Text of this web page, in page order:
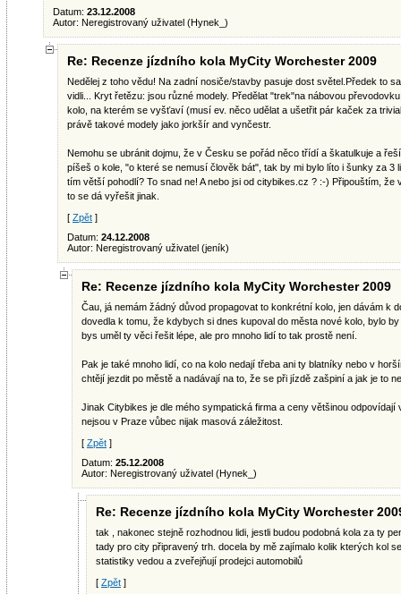
Datum: 23.12.2008
Autor: Neregistrovaný uživatel (Hynek_)
Re: Recenze jízdního kola MyCity Worchester 2009
Nedělej z toho vědu! Na zadní nosiče/stavby pasuje dost světel.Předek to
vidli... Kryt řetězu: jsou různé modely. Předělat "trek"na nábovou
kolo, na kterém se vyšťaví (musí ev. něco udělat a ušetřit pár kaček za
právě takové modely jako jorkšír and vynčestr.
Nemohu se ubránit dojmu, že v Česku se pořád něco třídí a škatulkuje a
píšeš o kole, "o které se nemusí člověk bát", tak by mi bylo líto i šunky za 3
tím větší pohodlí? To snad ne! A nebo jsi od citybikes.cz ? :-) Připouštím, že
to se dá vyřešit jinak.
[ Zpět ]
Datum: 24.12.2008
Autor: Neregistrovaný uživatel (jeník)
Re: Recenze jízdního kola MyCity Worchester 2009
Čau, já nemám žádný důvod propagovat to konkrétní kolo, jen dávám k
dovedla k tomu, že kdybych si dnes kupoval do města nové kolo, bylo
bys uměl ty věci řešit lépe, ale pro mnoho lidí to tak prostě není.
Pak je také mnoho lidí, co na kolo nedají třeba ani ty blatníky nebo v
chtějí jezdit po městě a nadávají na to, že se při jízdě zašpiní a jak je to
Jinak Citybikes je dle mého sympatická firma a ceny většinou
nejsou v Praze vůbec nijak masová záležitost.
[ Zpět ]
Datum: 25.12.2008
Autor: Neregistrovaný uživatel (Hynek_)
Re: Recenze jízdního kola MyCity Worchester
tak , nakonec stejně rozhodnou lidi, jestli budou podobná kola za ty
tady pro city připravený trh. docela by mě zajímalo kolik kterých kol
statistiky vedou a zveřejňují prodejci automobilů
[ Zpět ]